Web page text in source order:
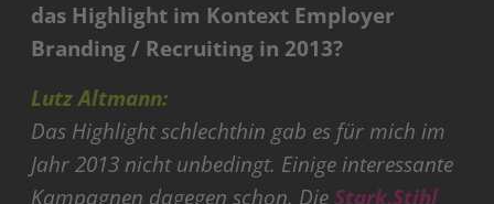
das Highlight im Kontext Employer
Branding / Recruiting in 2013?
Lutz Altmann:
Das Highlight schlechthin gab es für mich im
Jahr 2013 nicht unbedingt. Einige interessante
Kampagnen dagegen schon. DieStark.Stihl